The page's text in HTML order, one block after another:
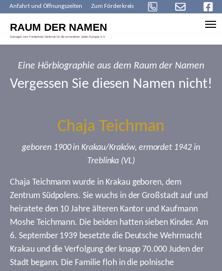
Anfahrt und Öffnungszeiten Zum Förderkreis
Eine Hörbiographie aus dem Raum der Namen
Vergessen Sie diesen Namen nicht!
Chaja Teichman
geboren 1900 in Krakau/Kraków, ermordet 1942 in
Treblinka (VL)
Chaja Teichmann wurde in Krakau geboren, dem
Zentrum Südpolens. Sie wuchs in der Großstadt auf und
heiratete den 10 Jahre älteren Kantor und Kaufmann
Moshe Teichmann. Die beiden hatten sieben Kinder. Am
6. September 1939 besetzte die Deutsche Wehrmacht
Krakau und die Verfolgung der knapp 70.000 Juden der
Stadt begann. Die Familie floh in die polnische